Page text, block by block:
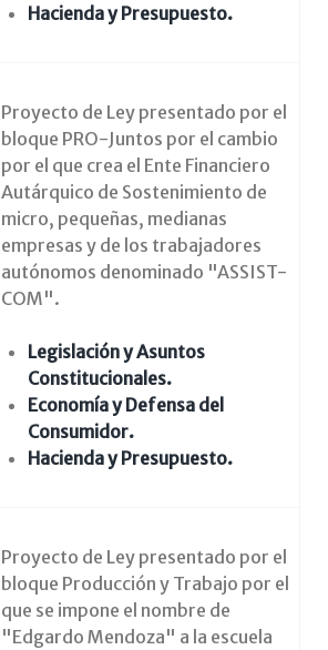
Hacienda y Presupuesto.
Proyecto de Ley presentado por el
bloque PRO-Juntos por el cambio
por el que crea el Ente Financiero
Autárquico de Sostenimiento de
micro, pequeñas, medianas
empresas y de los trabajadores
autónomos denominado "ASSIST-
COM".
Legislación y Asuntos
Constitucionales.
Economía y Defensa del
Consumidor.
Hacienda y Presupuesto.
Proyecto de Ley presentado por el
bloque Producción y Trabajo por el
que se impone el nombre de
"Edgardo Mendoza" a la escuela